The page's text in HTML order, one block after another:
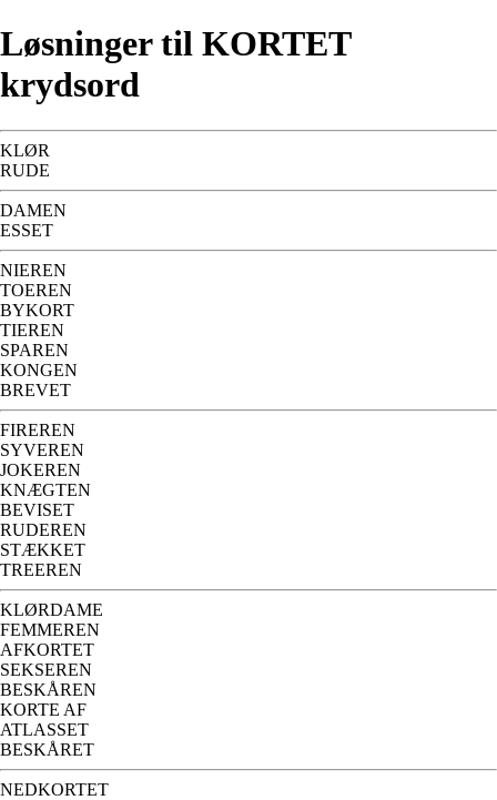
Løsninger til KORTET
krydsord
KLØR
RUDE
DAMEN
ESSET
NIEREN
TOEREN
BYKORT
TIEREN
SPAREN
KONGEN
BREVET
FIREREN
SYVEREN
JOKEREN
KNÆGTEN
BEVISET
RUDEREN
STÆKKET
TREEREN
KLØRDAME
FEMMEREN
AFKORTET
SEKSEREN
BESKÅREN
KORTE AF
ATLASSET
BESKÅRET
NEDKORTET